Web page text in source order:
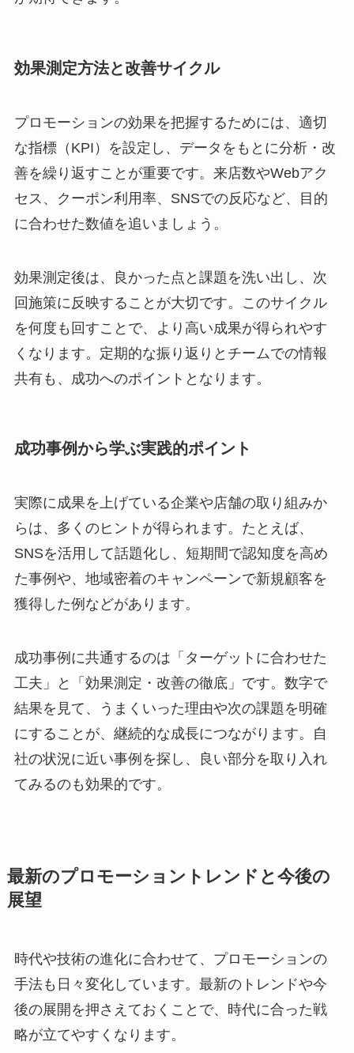
効果測定方法と改善サイクル
プロモーションの効果を把握するためには、適切
な指標（KPI）を設定し、データをもとに分析・改
善を繰り返すことが重要です。来店数やWebアク
セス、クーポン利用率、SNSでの反応など、目的
に合わせた数値を追いましょう。
効果測定後は、良かった点と課題を洗い出し、次
回施策に反映することが大切です。このサイクル
を何度も回すことで、より高い成果が得られやす
くなります。定期的な振り返りとチームでの情報
共有も、成功へのポイントとなります。
成功事例から学ぶ実践的ポイント
実際に成果を上げている企業や店舗の取り組みか
らは、多くのヒントが得られます。たとえば、
SNSを活用して話題化し、短期間で認知度を高め
た事例や、地域密着のキャンペーンで新規顧客を
獲得した例などがあります。
成功事例に共通するのは「ターゲットに合わせた
工夫」と「効果測定・改善の徹底」です。数字で
結果を見て、うまくいった理由や次の課題を明確
にすることが、継続的な成長につながります。自
社の状況に近い事例を探し、良い部分を取り入れ
てみるのも効果的です。
最新のプロモーショントレンドと今後の
展望
時代や技術の進化に合わせて、プロモーションの
手法も日々変化しています。最新のトレンドや今
後の展開を押さえておくことで、時代に合った戦
略が立てやすくなります。